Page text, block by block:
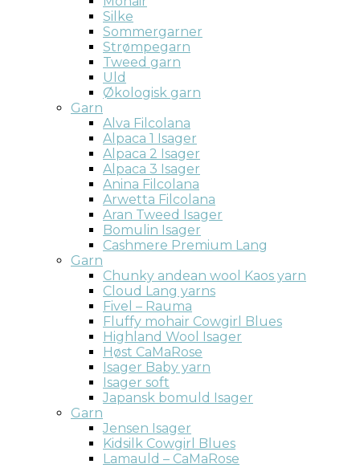
Silke
Sommergarner
Strømpegarn
Tweed garn
Uld
Økologisk garn
Garn
Alva Filcolana
Alpaca 1 Isager
Alpaca 2 Isager
Alpaca 3 Isager
Anina Filcolana
Arwetta Filcolana
Aran Tweed Isager
Bomulin Isager
Cashmere Premium Lang
Garn
Chunky andean wool Kaos yarn
Cloud Lang yarns
Fivel – Rauma
Fluffy mohair Cowgirl Blues
Highland Wool Isager
Høst CaMaRose
Isager Baby yarn
Isager soft
Japansk bomuld Isager
Garn
Jensen Isager
Kidsilk Cowgirl Blues
Lamauld – CaMaRose